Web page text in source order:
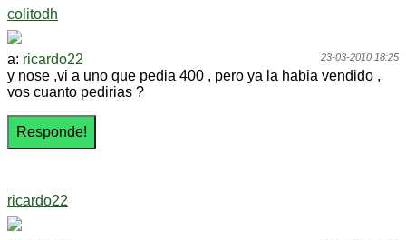
colitodh
23-03-2010 18:25
a: ricardo22
y nose ,vi a uno que pedia 400 , pero ya la habia vendido ,
vos cuanto pedirias ?
ricardo22